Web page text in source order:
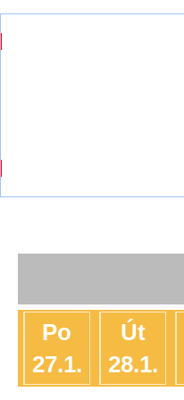
Po
27.1.
Út
28.1.